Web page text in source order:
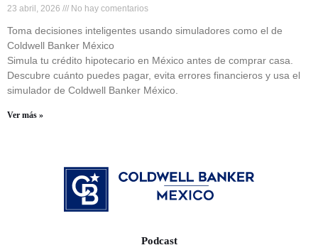
23 abril, 2026 No hay comentarios
Toma decisiones inteligentes usando simuladores como el de
Coldwell Banker México
Simula tu crédito hipotecario en México antes de comprar casa.
Descubre cuánto puedes pagar, evita errores financieros y usa el
simulador de Coldwell Banker México.
Ver más »
Podcast